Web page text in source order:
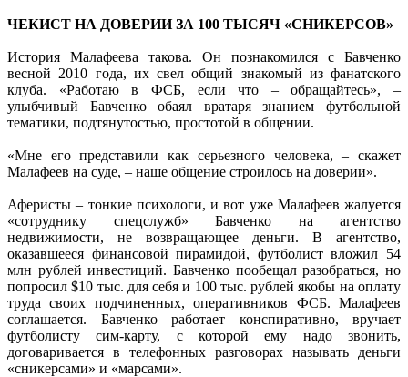
ЧЕКИСТ НА ДОВЕРИИ ЗА 100 ТЫСЯЧ «СНИКЕРСОВ»
История Малафеева такова. Он познакомился с Бавченко
весной 2010 года, их свел общий знакомый из фанатского
клуба. «Работаю в ФСБ, если что – обращайтесь», –
улыбчивый Бавченко обаял вратаря знанием футбольной
тематики, подтянутостью, простотой в общении.
«Мне его представили как серьезного человека, – скажет
Малафеев на суде, – наше общение строилось на доверии».
Аферисты – тонкие психологи, и вот уже Малафеев жалуется
«сотруднику спецслужб» Бавченко на агентство
недвижимости, не возвращающее деньги. В агентство,
оказавшееся финансовой пирамидой, футболист вложил 54
млн рублей инвестиций. Бавченко пообещал разобраться, но
попросил $10 тыс. для себя и 100 тыс. рублей якобы на оплату
труда своих подчиненных, оперативников ФСБ. Малафеев
соглашается. Бавченко работает конспиративно, вручает
футболисту сим-карту, с которой ему надо звонить,
договаривается в телефонных разговорах называть деньги
«сникерсами» и «марсами».